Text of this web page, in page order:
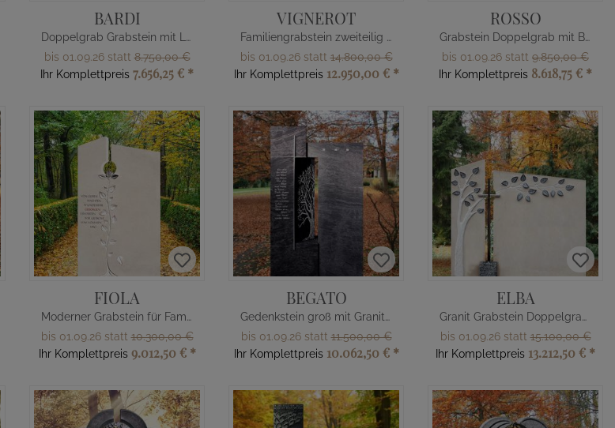
BARDI
Doppelgrab Grabstein mit Lebensbaum
bis 01.09.26 statt8.750,00 €
Ihr Komplettpreis 7.656,25 € *
VIGNEROT
Familiengrabstein zweiteilig aus Granit & Quarzit mit Lebensbaum
bis 01.09.26 statt14.800,00 €
Ihr Komplettpreis 12.950,00 € *
ROSSO
Grabstein Doppelgrab mit Blättern & Früchten
bis 01.09.26 statt 9.850,00 €
Ihr Komplettpreis 8.618,75 € *
FIOLA
Moderner Grabstein für Familiengrab mit Baum
bis 01.09.26 statt10.300,00 €
Ihr Komplettpreis 9.012,50 € *
BEGATO
Gedenkstein groß mit Granit Baum
bis 01.09.26 statt11.500,00 €
Ihr Komplettpreis 10.062,50 € *
ELBA
Granit Grabstein Doppelgrab mit Baum
bis 01.09.26 statt15.100,00 €
Ihr Komplettpreis 13.212,50 € *